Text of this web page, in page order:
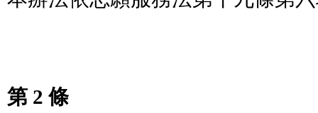
第 2 條